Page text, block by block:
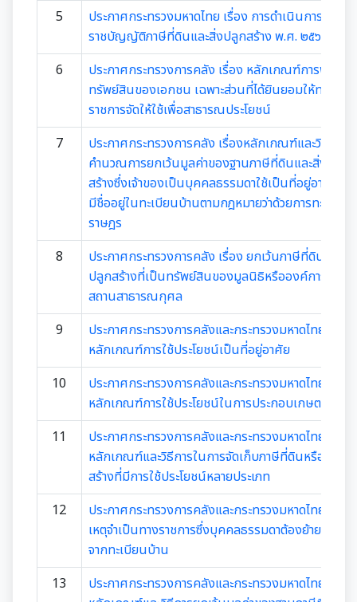
มติ ก.ท.จ.เชียงใหม่
การเลื่อนขั้นเงินเดือน
สวัสดิการพนักงานส่วนท้องถิ่น
ความรู้เกี่ยวกับการแต่งเครื่องแบบข้าราชการ
หลักเกณฑ์การลา
หลักเกณฑ์การคัดเลือกเข้ารับการอบรม
การเสริมสร้างและพัฒนาพนักงาน และข้าราชการท้อง
คลินิกจริยธรรม
เกร็ดความรู้ที่เกี่ยวข้องในการปฏิบัติงานราชการ
ผลการคัดเลือกพนักงานผู้มีคุณธรรมจริยธรรม
ซักซ้อมแนวทางปฏิบัติการใช้รถยนต์ของอปท.
ข้อมูลสถิติการให้บริการ
รายงานผลการสำรวจความพึงพอใจการให้บริการ
E-SERVICE
นโยบายคุ้มครองข้อมูลส่วนบุคคล
โอนงบประมาณรายจ่ายประจำปี
โอนงบประมาณรายจ่ายประจำปี
แผนการใช้จ่ายงบประมาณประจำปี
รายงานการใช้จ่ายงบประมาณประจำปี รอบ 6 เดือน
รายงานผลการใช้จ่ายงบประมาณประจำปี
การจัดซื้อจัดจ้างหรือการจัดหาพัสดุ
แผนการจัดซื้อจัดจ้างหรือแผนการจัดหาพัสดุ
สรุปผลการจัดซื้อจัดจ้าง หรือการจัดหาพัสดุรายเดือน
รายงานผลการจัดซื้อจัดจ้าง หรือการจัดหาพัสดุประจำปี
รายการการจัดซื้อจัดจ้างหรือการจัดหาพัสดุ (งบลงทุน)
ความก้าวหน้าการจัดซื้อจัดจ้างหรือการจัดหาพัสดุ
การกำหนดอายุการใช้งานและอัตราค่าเสื่อมราคาสิน
ทรัพย
แผนอัตรากำลัง 3 ปี
การบริหารและพัฒนาทรัพยากรบุคคล
หลักเกณฑ์การบริหารและพัฒนาทรัพยากรบุคคล
แผนการบริหารและพัฒนาทรัพยากรบุคคล
รายงานผลการบริหารและพัฒนาทรัพยากรบุคคล
ประจำปี
ประมวลจริยธรรมสำหรับเจ้าหน้าที่ของรัฐ
การขับเคลื่อนจริยธรรม
องค์กรสุขภาวะ (Happy Workplace)
รายงานผลการดำเนินการองค์กรสุขภาวะ
มติกทจ.เชียงใหม่
การป้องกันการทุจริต
แนวปฏิบัติการจัดการเรื่องร้องเรียนการทุจริตฯ
ข้อมูลสถิติเรื่องร้องเรียนการทุจริตและประพฤติมิชอบ
นโยบายไม่รับของขวัญ
การมีส่วนร่วมของผู้บริหาร
การเปิดโอกาสให้มีการส่วนร่วมในการดำเนินงานตาม
ภารกิจของหน่วยงาน
การประเมินความเสี่ยงการทุจริต
รายงานผลการดำเนินการตามแผนบริหารจัดการความ
เสี่ยงการทุจริต
การเสริมสร้างวัฒนธรรมองค์กร
การขับเคลื่อนนโยบาย No Gift Policy
ประกาศเจตนารมณ์นโยบาย No Gift Policy
การขับเคลื่อนนโยบาย No Gift Policy จากการปฏิบัติ
หน้าที่
รายงานผลการดำเนินงานตามนโยบาย No Gift
Policy
หลักเกณฑ์การรับทรัพย์สินหรือประโยชน์อื่นใดโดย
ธรรมจรรยาของเจ้าพนักงานของรัฐ
มาตรการส่งเสริมคุณธรรมและความโปร่งใส
การนำผลการประเมิน ITA ไปสู่การพัฒนาองค์กร
รายงานผลการดำเนินการเพื่อส่งเสริมคุณธรรมและ
มาตรการให้ผู้มีส่วนได้เสียมีส่วนร่วม
มาตรการส่งเสริมความโปร่งใสในการจัดซื้อ/จ้าง
มาตรการป้องกันการรับสินบน
มาตรการเผยแพร่ข้อมูลสาธารณะ
แผนปฏิบัติการป้องกันการทุจริต
กฏหมายที่เกี่ยวข้อง
รายงานทางการเงิน
รายรับ-รายจ่ายประจำเดือน
งบแสดงฐานะการเงินประจำปี
รายงานอื่นๆ
ข้อมูลการดำเนินงานอื่นๆ
รายงานการประเมินประสิทธิภาพของ อปท. (LPA)
การส่งเสริมคุณธรรมและการป้องกันการทุจริต
รายงานการประชุมต่างๆ
รายงานการประชุมพนักงาน
โครงการอนุรักษ์พันธุกรรมพืชฯ
5
ประกาศกระทรวงมหาดไทย เรื่อง การดำเนินการตามพ
ราชบัญญัติภาษีที่ดินและสิ่งปลูกสร้าง พ.ศ. ๒๕๖๒
6
ประกาศกระทรวงการคลัง เรื่อง หลักเกณฑ์การพิจาร
ทรัพย์สินของเอกชน เฉพาะส่วนที่ได้ยินยอมให้ทาง
ราชการจัดให้ใช้เพื่อสาธารณประโยชน์
7
ประกาศกระทรวงการคลัง เรื่องหลักเกณฑ์และวิธีการ
คำนวณการยกเว้นมูลค่าของฐานภาษีที่ดินและสิ่งปลูก
สร้างซึ่งเจ้าของเป็นบุคคลธรรมดาใช้เป็นที่อยู่อาศัยและ
มีชื่ออยู่ในทะเบียนบ้านตามกฎหมายว่าด้วยการทะเบียน
ราษฎร
8
ประกาศกระทรวงการคลัง เรื่อง ยกเว้นภาษีที่ดินหรือสิ่
ปลูกสร้างที่เป็นทรัพย์สินของมูลนิธิหรือองค์การหรือ
สถานสาธารณกุศล
9
ประกาศกระทรวงการคลังและกระทรวงมหาดไทย เรื่อง
หลักเกณฑ์การใช้ประโยชน์เป็นที่อยู่อาศัย
10
ประกาศกระทรวงการคลังและกระทรวงมหาดไทย เรื่อง
หลักเกณฑ์การใช้ประโยชน์ในการประกอบเกษตรกรรม
11
ประกาศกระทรวงการคลังและกระทรวงมหาดไทย เรื่อง
หลักเกณฑ์และวิธีการในการจัดเก็บภาษีที่ดินหรือสิ่งป
สร้างที่มีการใช้ประโยชน์หลายประเภท
12
ประกาศกระทรวงการคลังและกระทรวงมหาดไทย เรื่อง
เหตุจำเป็นทางราชการซึ่งบุคคลธรรมดาต้องย้ายชื่อออก
จากทะเบียนบ้าน
13
ประกาศกระทรวงการคลังและกระทรวงมหาดไทย เรื่อง